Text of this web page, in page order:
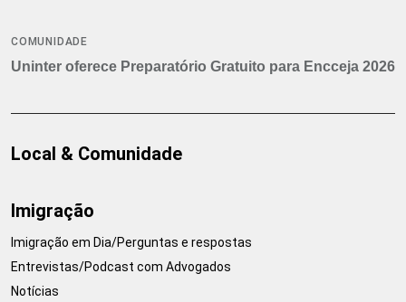
COMUNIDADE
Uninter oferece Preparatório Gratuito para Encceja 2026
Local & Comunidade
Imigração
Imigração em Dia/Perguntas e respostas
Entrevistas/Podcast com Advogados
Notícias